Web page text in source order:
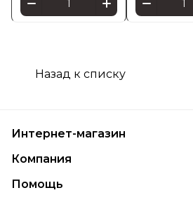
Назад к списку
Интернет-магазин
Компания
Помощь